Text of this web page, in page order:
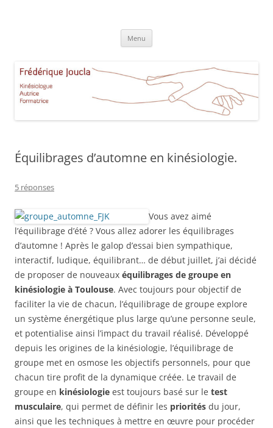
Aucamville Toulouse
Menu
Équilibrages d’automne en kinésiologie.
5 réponses
Vous avez aimé
l’équilibrage d’été ? Vous allez adorer les équilibrages
d’automne ! Après le galop d’essai bien sympathique,
interactif, ludique, équilibrant… de début juillet, j’ai décidé
de proposer de nouveaux équilibrages de groupe en
kinésiologie à Toulouse. Avec toujours pour objectif de
faciliter la vie de chacun, l’équilibrage de groupe explore
un système énergétique plus large qu’une personne seule,
et potentialise ainsi l’impact du travail réalisé. Développé
depuis les origines de la kinésiologie, l’équilibrage de
groupe met en osmose les objectifs personnels, pour que
chacun tire profit de la dynamique créée. Le travail de
groupe en kinésiologie est toujours basé sur le test
musculaire, qui permet de définir les priorités du jour,
ainsi que les techniques à mettre en œuvre pour procéder